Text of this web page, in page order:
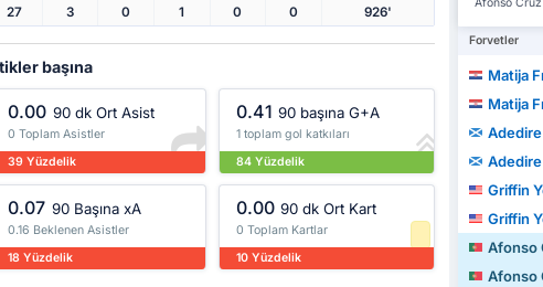
27 3 0 1 0 0 926'
başına
0.00 90 dk Ort Asist
0 Toplam Asistler
39 Yüzdelik
0.41 90 başına G+A
1 toplam gol katkıları
84 Yüzdelik
0.07 90 Başına xA
0.16 Beklenen Asistler
18 Yüzdelik
0.00 90 dk Ort Kart
0 Toplam Kartlar
10 Yüzdelik
Afonso
Forvetler
Matija
Matija
Griffin
Griffin
Afonso
Afonso